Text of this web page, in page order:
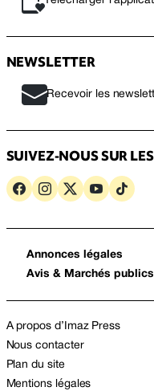
NEWSLETTER
Recevoir les
SUIVEZ-NOUS SUR
Annonces légales
Avis & Marchés publics
A propos d’Imaz Press
Nous contacter
Plan du site
Mentions légales